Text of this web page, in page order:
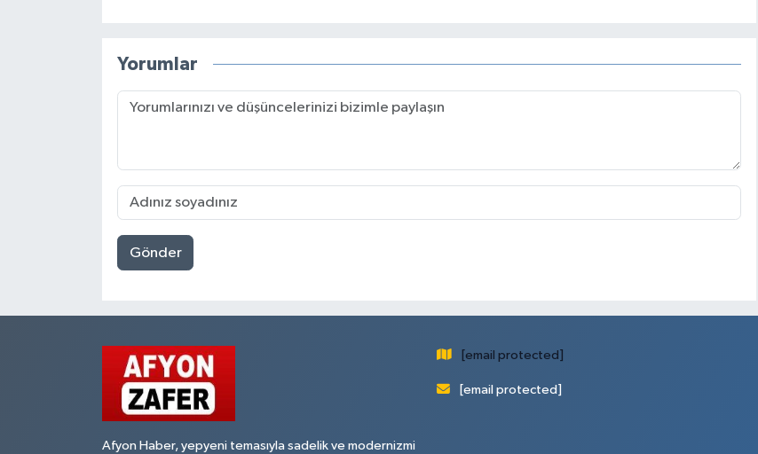
Yorumlar
Gönder
Afyon Haber, yepyeni temasıyla sadelik ve modernizmi
[email protected]
[email protected]